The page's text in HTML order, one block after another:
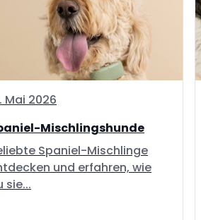
Mai 2026
Mischlingshunde
Spaniel-Mischlinge
und erfahren, wie
sie...